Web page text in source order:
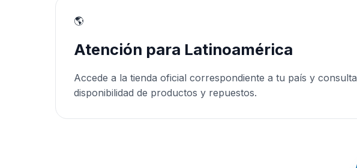
🌎
Atención para Latinoamérica
Accede a la tienda oficial correspondiente a tu país y consulta
disponibilidad de productos y repuestos.